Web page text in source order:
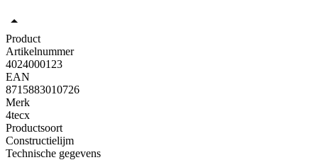
Product
Artikelnummer
4024000123
EAN
8715883010726
Merk
4tecx
Productsoort
Constructielijm
Technische gegevens